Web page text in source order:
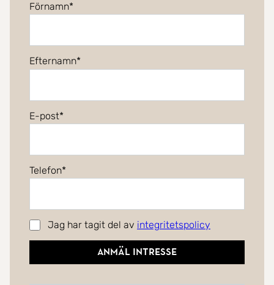
Förnamn
Efternamn
E-post
Telefon
Jag har tagit del av integritetspolicy
Anmäl intresse